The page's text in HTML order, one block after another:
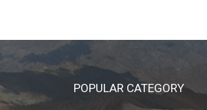
POPULAR CATEGORY